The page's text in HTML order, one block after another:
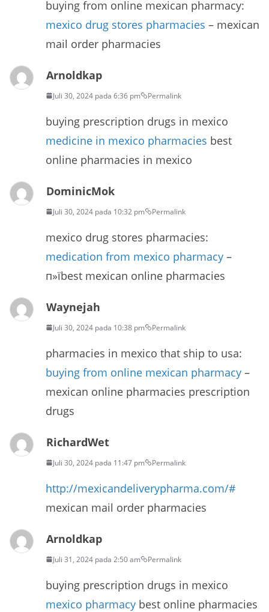
buying from online mexican pharmacy:
mexico drug stores pharmacies – mexican
mail order pharmacies
Arnoldkap
Juli 30, 2024 pada 6:36 pm Permalink
buying prescription drugs in mexico
medicine in mexico pharmacies best
online pharmacies in mexico
DominicMok
Juli 30, 2024 pada 10:32 pm Permalink
mexico drug stores pharmacies:
medication from mexico pharmacy –
п»їbest mexican online pharmacies
Waynejah
Juli 30, 2024 pada 10:38 pm Permalink
pharmacies in mexico that ship to usa:
buying from online mexican pharmacy –
mexican online pharmacies prescription
drugs
RichardWet
Juli 30, 2024 pada 11:47 pm Permalink
http://mexicandeliverypharma.com/#
mexican mail order pharmacies
Arnoldkap
Juli 31, 2024 pada 2:50 am Permalink
buying prescription drugs in mexico
mexico pharmacy best online pharmacies